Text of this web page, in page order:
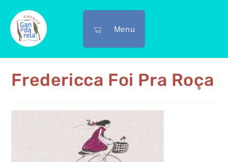
Menu
Fredericca Foi Pra Roça